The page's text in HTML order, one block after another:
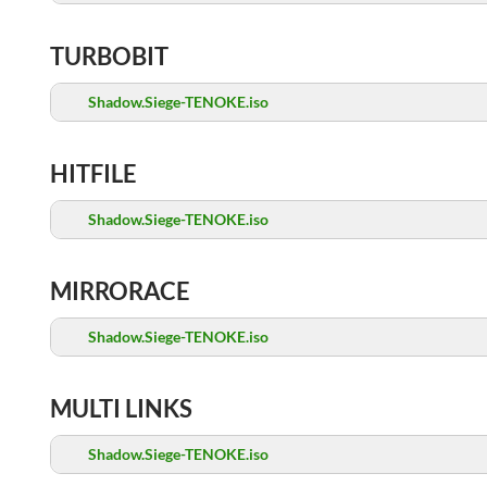
TURBOBIT
Shadow.Siege-TENOKE.iso
HITFILE
Shadow.Siege-TENOKE.iso
MIRRORACE
Shadow.Siege-TENOKE.iso
MULTI LINKS
Shadow.Siege-TENOKE.iso